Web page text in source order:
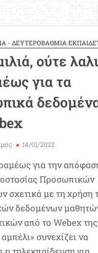
για
Το
στις
- ΔΕΥΤΕΡΟΒΑΘΜΙΑ
ούτε
για τα
14/01/2022
για την
Προσωπικών
σχετικά με τη χρήση
δεδομένων
από το Webex
συνεχίζει να